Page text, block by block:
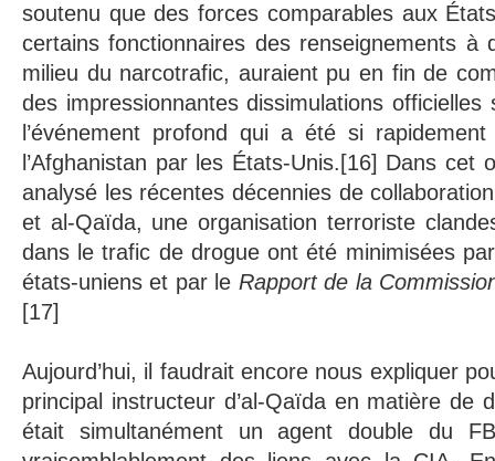
soutenu que des forces comparables aux
certains fonctionnaires des renseignements à
milieu du narcotrafic, auraient pu en fin de
des impressionnantes dissimulations
l’événement profond qui a été si
l’Afghanistan par les États-Unis.[16] Dans cet
analysé les récentes décennies de
et al-Qaïda, une organisation terroriste
dans le trafic de drogue ont été minimisées
états-uniens et par le Rapport de la
[17]
Aujourd’hui, il faudrait encore nous expliquer
principal instructeur d’al-Qaïda en matière de
était simultanément un agent double du